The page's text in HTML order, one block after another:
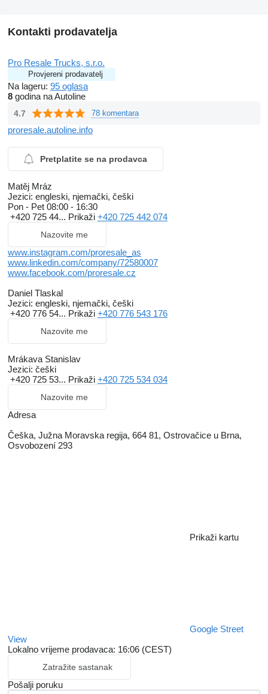
Kontakti prodavatelja
Pro Resale Trucks, s.r.o.
Provjereni prodavatelj
Na lageru: 95 oglasa
8 godina na Autoline
4.7 78 komentara
proresale.autoline.info
Pretplatite se na prodavca
Matěj Mráz
Jezici: engleski, njemački, češki
Pon - Pet 08:00 - 16:30
+420 725 44... Prikaži +420 725 442 074
Nazovite me
www.instagram.com/proresale_as
www.linkedin.com/company/72580007
www.facebook.com/proresale.cz
Daniel Tlaskal
Jezici: engleski, njemački, češki
+420 776 54... Prikaži +420 776 543 176
Nazovite me
Mrákava Stanislav
Jezici: češki
+420 725 53... Prikaži +420 725 534 034
Nazovite me
Adresa
Češka, Južna Moravska regija, 664 81, Ostrovačice u Brna,
Osvobození 293
Prikaži kartu
Google Street
View
Lokalno vrijeme prodavaca: 16:06 (CEST)
Zatražite sastanak
Pošalji poruku